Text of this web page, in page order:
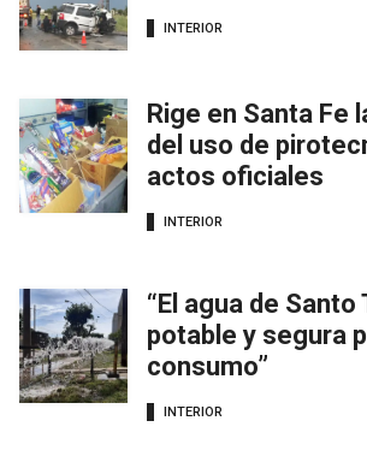
INTERIOR
Rige en Santa Fe
del uso de
actos oficiales
INTERIOR
“El agua de Santo
potable y segura
consumo”
INTERIOR